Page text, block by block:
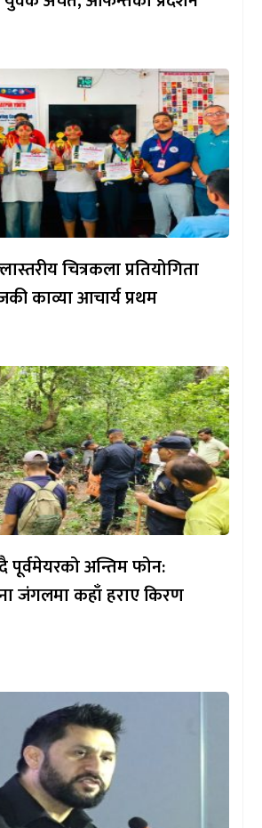
चित्रकला प्रतियोगिता
काव्या आचार्य प्रथम
पूर्वमेयरको अन्तिम फोन:
जंगलमा कहाँ हराए किरण